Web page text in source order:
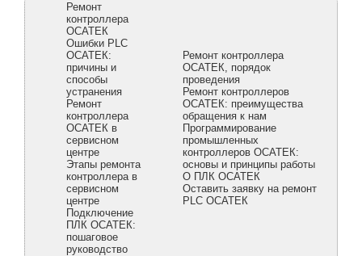
Ремонт
контроллера
ОСАТЕК
Ошибки PLC
ОСАТЕК:
причины и
способы
устранения
Ремонт
контроллера
ОСАТЕК в
сервисном
центре
Этапы ремонта
контроллера в
сервисном
центре
Подключение
ПЛК ОСАТЕК:
пошаговое
руководство
Ремонт контроллера
ОСАТЕК, порядок
проведения
Ремонт контроллеров
ОСАТЕК: преимущества
обращения к нам
Программирование
промышленных
контроллеров ОСАТЕК:
основы и принципы работы
О ПЛК ОСАТЕК
Оставить заявку на ремонт
PLC ОСАТЕК